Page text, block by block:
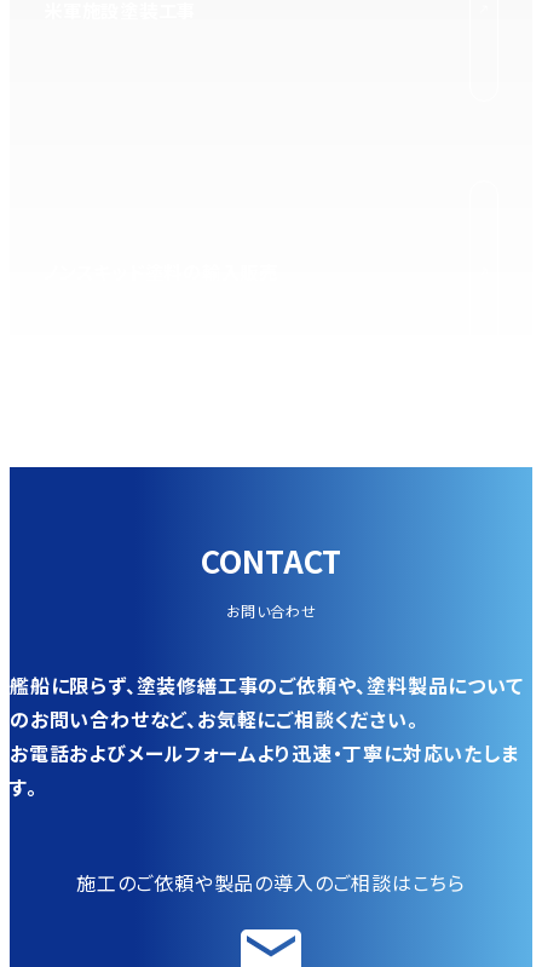
CONTACT
お問い合わせ
艦船に限らず、塗装修繕工事のご依頼や、塗料製品について
のお問い合わせなど、お気軽にご相談ください。
お電話およびメールフォームより迅速・丁寧に対応いたしま
す。
施工のご依頼や製品の導入のご相談はこちら